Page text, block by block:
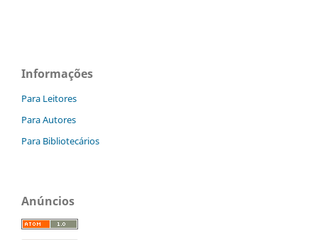
Informações
Para Leitores
Para Autores
Para Bibliotecários
Anúncios